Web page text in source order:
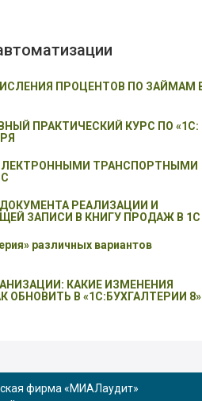
ПРОЦЕНТОВ ПО ЗАЙМАМ
ПРАКТИЧЕСКИЙ КУРС ПО «1С:
ТРАНСПОРТНЫМИ
РЕАЛИЗАЦИИ И
ЗАПИСИ В КНИГУ ПРОДАЖ В 1С
различных вариантов
КАКИЕ ИЗМЕНЕНИЯ
ОБНОВИТЬ В «1С:БУХГАЛТЕРИИ 8»
фирма «МИАЛаудит»